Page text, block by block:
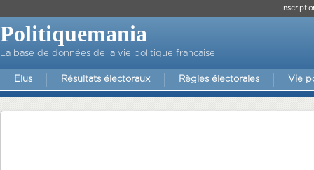
Politiquemania
La base de données de la vie politique française
Elus Résultats électoraux Règles électorales Vie